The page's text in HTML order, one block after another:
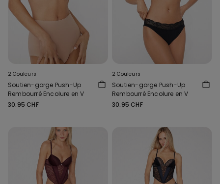
2 Couleurs
Soutien-gorge Push-Up
Rembourré Encolure en V
30.95 CHF
2 Couleurs
Soutien-gorge Push-Up
Rembourré Encolure en V
30.95 CHF